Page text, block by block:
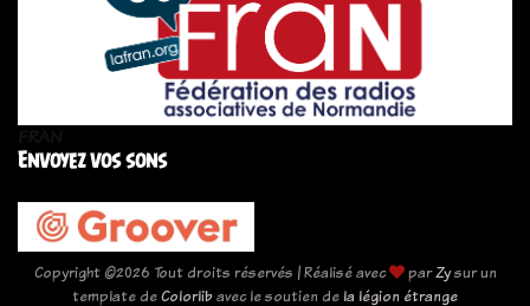
Envoyez vos sons
Copyright ©2026 Tout droits réservés | Réalisé avec parZysur un
template deColorlibavec le soutien de la légion étrange